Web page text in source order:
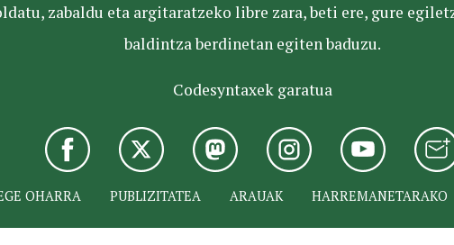
zabaldu eta argitaratzeko libre zara, beti ere, gure
baldintza berdinetan egiten baduzu.
Codesyntaxek garatua
OHARRA PUBLIZITATEA ARAUAK HARREMANETARAKO